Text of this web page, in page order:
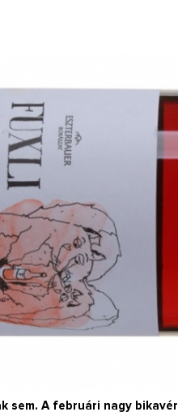
sem. A februári nagy
Így lesz valaki egy
Az extra ráadás
pillanatokat